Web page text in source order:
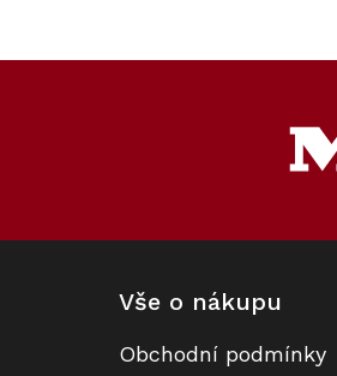
Vše o nákupu
Obchodní podmínky